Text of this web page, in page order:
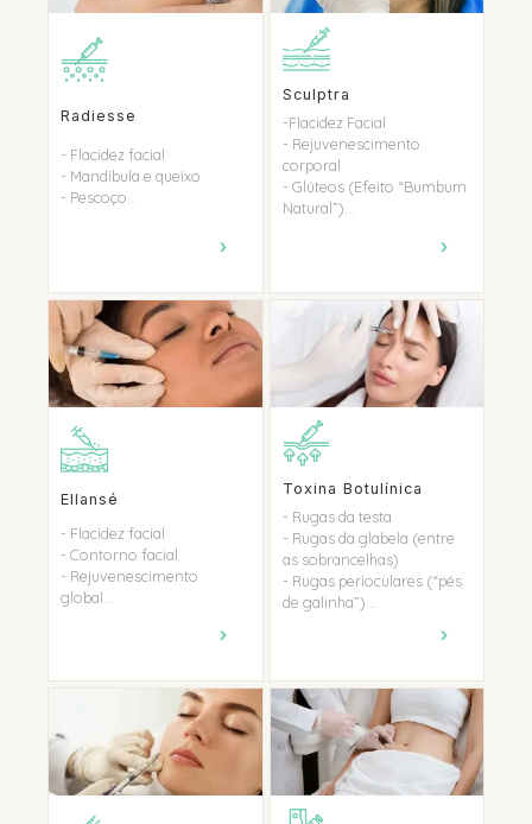
Radiesse
- Flacidez facial
- Mandíbula e queixo
- Pescoço...
›
Sculptra
-Flacidez Facial
- Rejuvenescimento
corporal
- Glúteos (Efeito “Bumbum
Natural”)...
›
Ellansé
- Flacidez facial
- Contorno facial
- Rejuvenescimento
global...
›
Toxina Botulínica
- Rugas da testa
- Rugas da glabela (entre
as sobrancelhas)
- Rugas perioculares (“pés
de galinha”)...
›